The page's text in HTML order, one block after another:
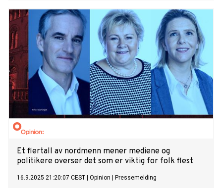
Et flertall av nordmenn mener mediene og
politikere overser det som er viktig for folk flest
16.9.2025 21:20:07 CEST Opinion Pressemelding